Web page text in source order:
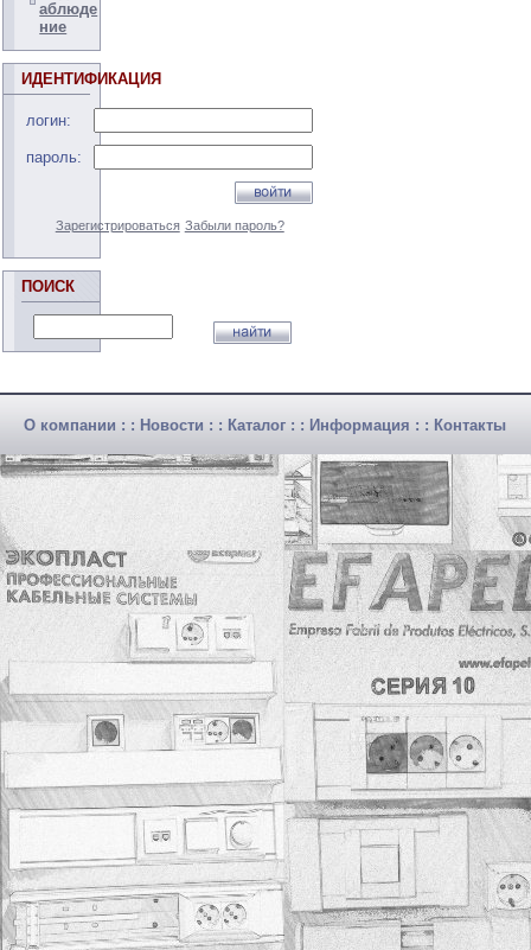
аблюде
ние
ИДЕНТИФИКАЦИЯ
логин:
пароль:
Зарегистрироваться Забыли пароль?
ПОИСК
О компании : : Новости : : Каталог : : Информация : : Контакты